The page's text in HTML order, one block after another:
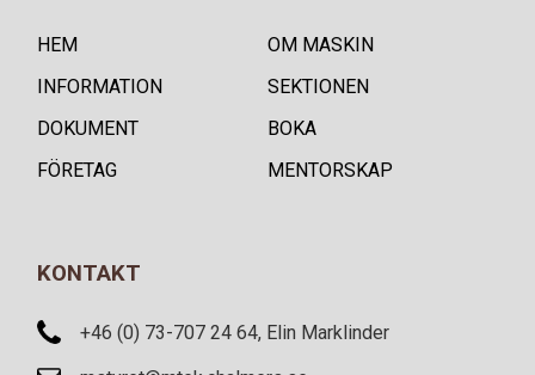
HEM
OM MASKIN
INFORMATION
SEKTIONEN
DOKUMENT
BOKA
FÖRETAG
MENTORSKAP
KONTAKT
+46 (0) 73-707 24 64, Elin Marklinder